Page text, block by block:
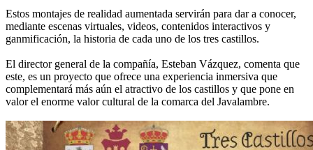
Estos montajes de realidad aumentada servirán para dar a conocer,
mediante escenas virtuales, videos, contenidos interactivos y
ganmificación, la historia de cada uno de los tres castillos.
El director general de la compañía, Esteban Vázquez, comenta que
este, es un proyecto que ofrece una experiencia inmersiva que
complementará más aún el atractivo de los castillos y que pone en
valor el enorme valor cultural de la comarca del Javalambre.